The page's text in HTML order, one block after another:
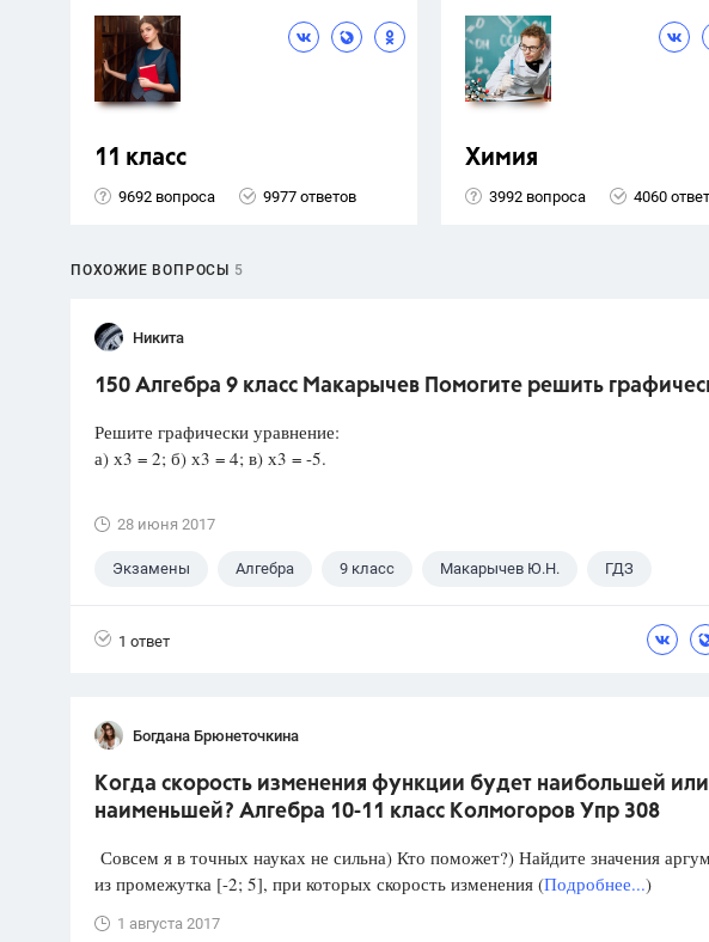
11 класс
9692 вопроса 9977 ответов
Химия
3992 вопроса 4060
ПОХОЖИЕ ВОПРОСЫ 5
Никита
150 Алгебра 9 класс Макарычев Помогите решить
Решите графически уравнение:
а) х3 = 2; б) х3 = 4; в) х3 = -5.
28 июня 2017
Экзамены Алгебра 9 класс Макарычев Ю.Н. ГДЗ
1 ответ
Богдана Брюнеточкина
Когда скорость изменения функции будет наибольшей или
наименьшей? Алгебра 10-11 класс Колмогоров Упр 308
Совсем я в точных науках не сильна) Кто поможет?) Найдите значения
из промежутка [-2; 5], при которых скорость изменения (Подробнее...)
1 августа 2017